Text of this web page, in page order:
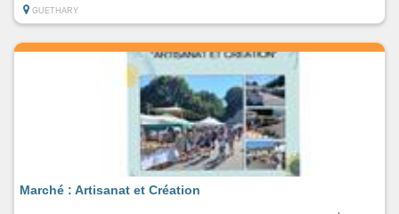
GUETHARY
Marché : Artisanat et Création